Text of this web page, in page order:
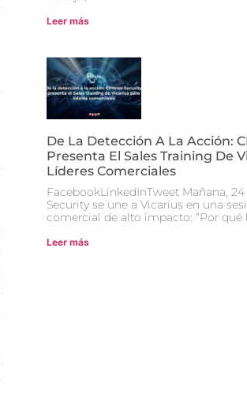
Leer más
De La Detección A La Acción:
Presenta El Sales Training De
Líderes Comerciales
FacebookLinkedInTweet Mañana,
Security se une a Vicarius en una
comercial de alto impacto: “Por qué
Leer más